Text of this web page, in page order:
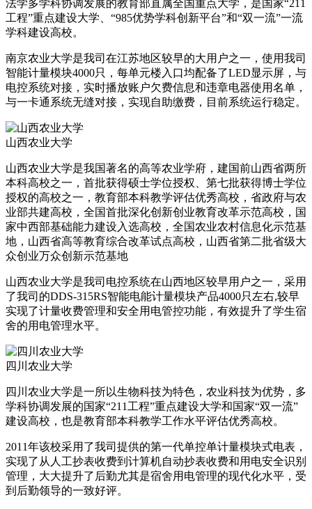
法学多学科协调发展的教育部直属全国重点大学，是国家“211
工程”重点建设大学、“985优势学科创新平台”和“双一流”一流
学科建设高校。
南京农业大学是我司在江苏地区较早的大用户之一，使用我司
智能计量模块4000只，每单元楼入口均配备了LED显示屏，与
电控系统对接，实时播放账户欠费信息和违章电器使用名单，
与一卡通系统无缝对接，实现自助缴费，目前系统运行稳定。
山西农业大学
山西农业大学是我国著名的高等农业学府，建国前山西省两所
本科高校之一，首批获得硕士学位授权、第七批获得博士学位
授权的高校之一，教育部本科教学评估优秀高校，省政府与农
业部共建高校，全国首批深化创新创业教育改革示范高校，国
家中西部基础能力建设入选高校，全国农业农村信息化示范基
地，山西省高等教育综合改革试点高校，山西省第二批省级大
众创业万众创新示范基地
山西农业大学是我司电控系统在山西地区较早用户之一，采用
了我司的DDS-315RS智能电能计量模块产品4000只左右,较早
实现了计量收费管理和安全用电管控功能，有效提升了学生宿
舍的用电管理水平。
四川农业大学
四川农业大学是一所以生物科技为特色，农业科技为优势，多
学科协调发展的国家“211工程”重点建设大学和国家“双一流”
建设高校，也是教育部本科教学工作水平评估优秀高校。
2011年该校采用了我司提供的第一代单控单计量模块式电表，
实现了从人工抄表收费到计算机自动抄表收费和用电安全识别
管理，大大提升了后勤尤其是宿舍用电管理的现代化水平，受
到后勤领导的一致好评。